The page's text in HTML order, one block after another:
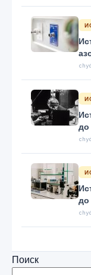
до
до
Поиск